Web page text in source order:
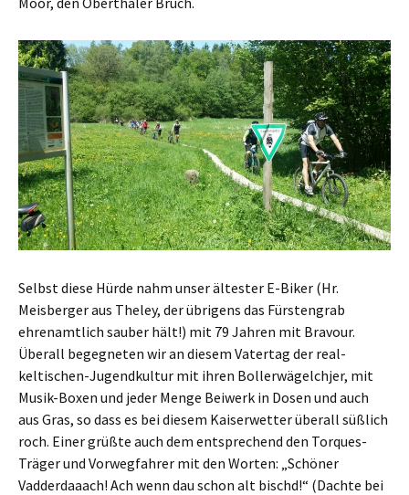
Selbst diese Hürde nahm unser ältester E-Biker (Hr.
Meisberger aus Theley, der übrigens das Fürstengrab
ehrenamtlich sauber hält!) mit 79 Jahren mit Bravour.
Überall begegneten wir an diesem Vatertag der real-
keltischen-Jugendkultur mit ihren Bollerwägelchjer, mit
Musik-Boxen und jeder Menge Beiwerk in Dosen und auch
aus Gras, so dass es bei diesem Kaiserwetter überall süßlich
roch. Einer grüßte auch dem entsprechend den Torques-
Träger und Vorwegfahrer mit den Worten: „Schöner
Vadderdaaach! Ach wenn dau schon alt bischd!“ (Dachte bei